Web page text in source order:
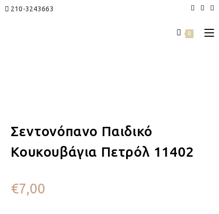
210-3243663
0
Σεντονόπανο Παιδικό
Κουκουβάγια Πετρόλ 11402
€7,00